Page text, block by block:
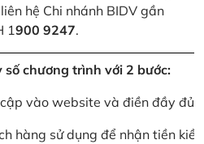
hệ Chi nhánh BIDV gần
1900 9247.
chương trình với 2 bước:
vào website và điền đầy đủ
hàng sử dụng để nhận tiền